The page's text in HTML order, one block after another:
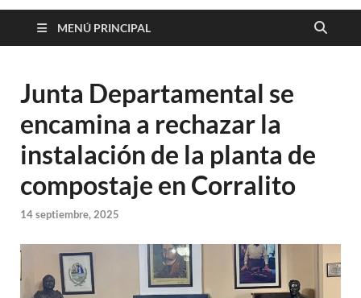
MENÚ PRINCIPAL
Junta Departamental se
encamina a rechazar la
instalación de la planta de
compostaje en Corralito
14 septiembre, 2025